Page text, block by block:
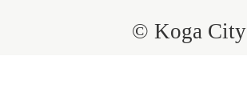
© Koga City